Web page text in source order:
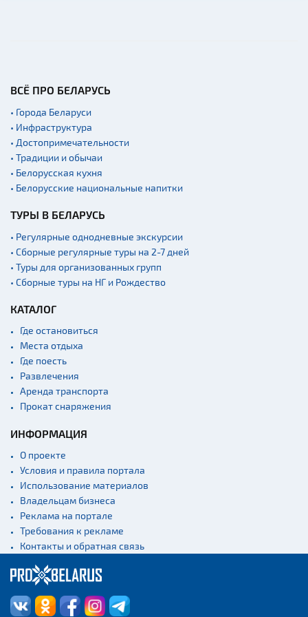
ВСЁ ПРО БЕЛАРУСЬ
• Города Беларуси
• Инфраструктура
• Достопримечательности
• Традиции и обычаи
• Белорусская кухня
• Белорусские национальные напитки
ТУРЫ В БЕЛАРУСЬ
• Регулярные однодневные экскурсии
• Сборные регулярные туры на 2-7 дней
• Туры для организованных групп
• Сборные туры на НГ и Рождество
КАТАЛОГ
Где остановиться
Места отдыха
Где поесть
Развлечения
Аренда транспорта
Прокат снаряжения
ИНФОРМАЦИЯ
О проекте
Условия и правила портала
Использование материалов
Владельцам бизнеса
Реклама на портале
Требования к рекламе
Контакты и обратная связь